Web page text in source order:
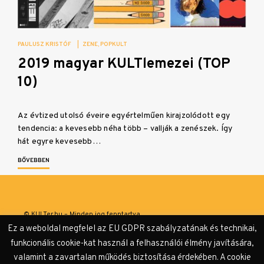
PAULUSZ KRISTÓF ZENE POPKULT
2019 magyar KULTlemezei (TOP
10)
Az évtized utolsó éveire egyértelműen kirajzolódott egy
tendencia: a kevesebb néha több – vallják a zenészek. Így
hát egyre kevesebb…
BŐVEBBEN
© KULTer.hu – Minden jog fenntartva
Adatvédelmi tájékoztató
Ez a weboldal megfelel az EU GDPR szabályzatának és technikai,
funkcionális cookie-kat használ a felhasználói élmény javítására,
valamint a zavartalan működés biztosítása érdekében. A cookie